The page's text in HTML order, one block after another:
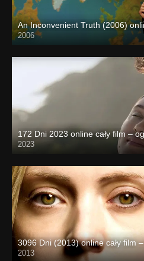
An Inconvenient Truth (2006)
2006
172 Dni 2023 online cały film –
2023
3096 Dni (2013) online cały film
2013